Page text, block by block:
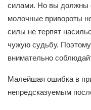
силами. Но вы должны
молочные привороты
силы не терпят
чужую судьбу.
внимательно
Малейшая ошибка в
непредсказуемым